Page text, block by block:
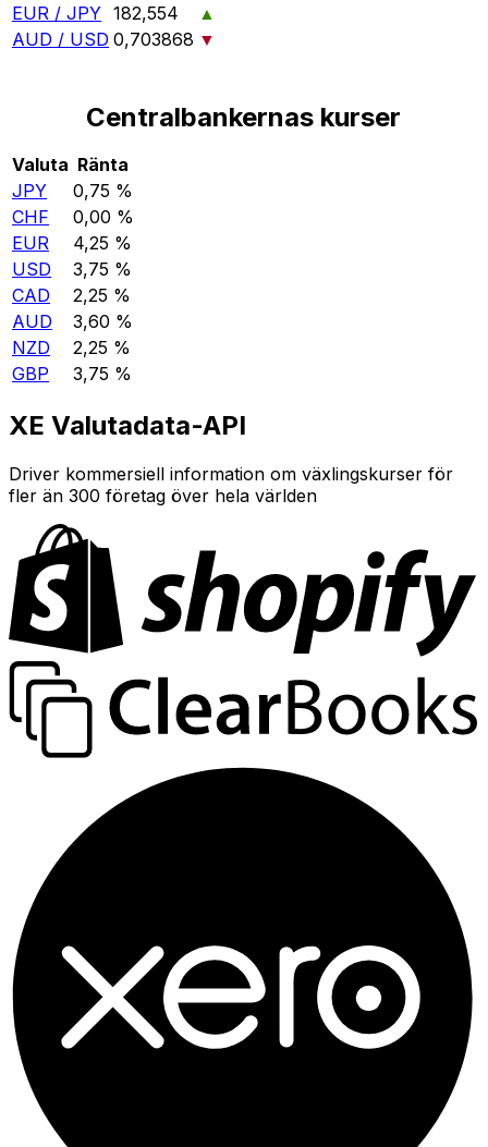
EUR / JPY 182,554
▲
AUD / USD 0,703868 ▼
Centralbankernas kurser
Valuta Ränta
JPY
0,75 %
CHF
0,00 %
EUR
4,25 %
USD
3,75 %
CAD
2,25 %
AUD
3,60 %
NZD
2,25 %
GBP
3,75 %
XE Valutadata-API
Driver kommersiell information om växlingskurser för
fler än 300 företag över hela världen